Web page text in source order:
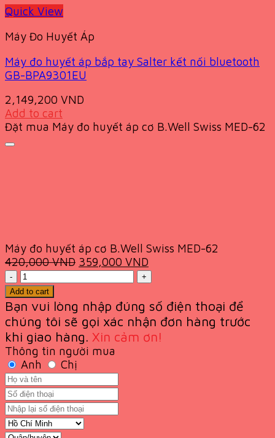
Quick View
Máy Đo Huyết Áp
Máy đo huyết áp bắp tay Salter kết nối bluetooth
GB-BPA9301EU
2,149,200 VND
Add to cart
Đặt mua Máy đo huyết áp cơ B.Well Swiss MED-62
Máy đo huyết áp cơ B.Well Swiss MED-62
420,000VND Original
price
420,000 VND.
359,000 VND
price
359,000 VND.
Quantity
Add to cart
Bạn vui lòng nhập đúng số điện thoại để
chúng tôi sẽ gọi xác nhận đơn hàng trước
khi giao hàng. Xin cảm ơn!
Thông tin người mua
Anh
Chị